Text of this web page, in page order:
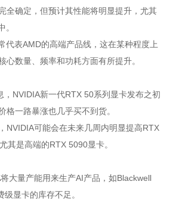
确定，但预计其性能将明显提升，尤其
。
表AMD的高端产品线，这在某种程度上
心数量、频率和功耗方面有所提升。
NVIDIA新一代RTX 50系列显卡发布之初
格一路暴涨也几乎买不到货。
可能会在未来几周内明显提高RTX
其是高端的RTX 5090显卡。
量产能用来生产AI产品，如Blackwell
显卡的库存不足。